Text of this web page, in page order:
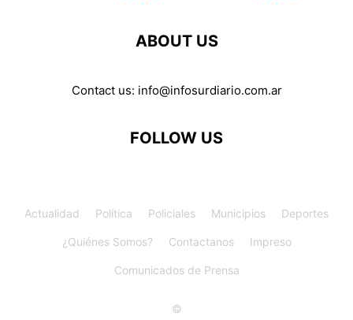
ABOUT US
Contact us: info@infosurdiario.com.ar
FOLLOW US
Actualidad Política Policiales Municipios Deportes
¿Quiénes Somos? Contactanos Impreso
Comunicados de Prensa
©